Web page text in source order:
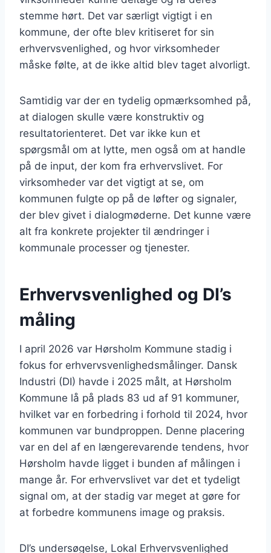
stemme hørt. Det var særligt vigtigt i en
kommune, der ofte blev kritiseret for sin
erhvervsvenlighed, og hvor virksomheder
måske følte, at de ikke altid blev taget alvorligt.
Samtidig var der en tydelig opmærksomhed på,
at dialogen skulle være konstruktiv og
resultatorienteret. Det var ikke kun et
spørgsmål om at lytte, men også om at handle
på de input, der kom fra erhvervslivet. For
virksomheder var det vigtigt at se, om
kommunen fulgte op på de løfter og signaler,
der blev givet i dialogmøderne. Det kunne være
alt fra konkrete projekter til ændringer i
kommunale processer og tjenester.
Erhvervsvenlighed og DI’s
måling
I april 2026 var Hørsholm Kommune stadig i
fokus for erhvervsvenlighedsmålinger. Dansk
Industri (DI) havde i 2025 målt, at Hørsholm
Kommune lå på plads 83 ud af 91 kommuner,
hvilket var en forbedring i forhold til 2024, hvor
kommunen var bundproppen. Denne placering
var en del af en længerevarende tendens, hvor
Hørsholm havde ligget i bunden af målingen i
mange år. For erhvervslivet var det et tydeligt
signal om, at der stadig var meget at gøre for
at forbedre kommunens image og praksis.
DI’s undersøgelse, Lokal Erhvervsvenlighed